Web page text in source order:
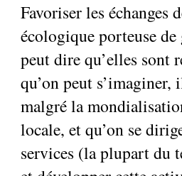
Favoriser les échanges
écologique porteuse de
peut dire qu’elles sont
qu’on peut
malgré la
locale, et qu’on se
services (la plupart du